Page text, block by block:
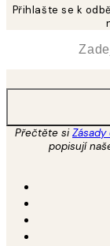
Přihlašte se k
Přečtěte si
popisují